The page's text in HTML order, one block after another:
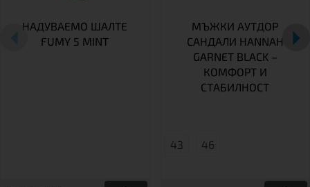
НАДУВАЕМО ШАЛТЕ
FUMY 5 MINT
МЪЖКИ АУТДОР
САНДАЛИ HANNAH
GARNET BLACK –
КОМФОРТ И
СТАБИЛНОСТ
43 46